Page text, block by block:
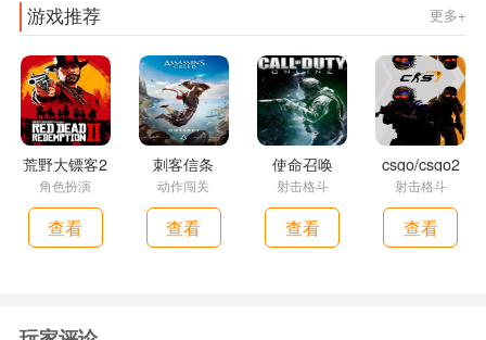
游戏推荐 更多+
荒野大镖客2
角色扮演
查看
刺客信条
动作闯关
查看
使命召唤
射击格斗
查看
csgo/csgo2
射击格斗
查看